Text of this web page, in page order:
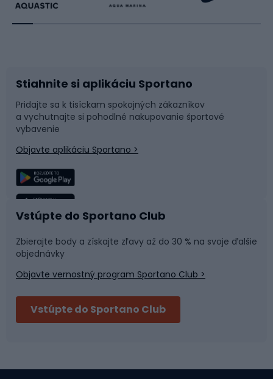
Beh
Príslušenstvo k bicyklom
Časti bicyklov
Rybolov
Športová medicína
Bushcraft
Bikepacking
Raketové športy
Sane a kĺzačky
Snowboard
Plávanie
Tímové športy
Fitness a posilňovňa
Cyklistické prilby
Stiahnite si aplikáciu Sportano
Pridajte sa k tisíckam spokojných zákazníkov
a vychutnajte si pohodlné nakupovanie športové
vybavenie
Objavte aplikáciu Sportano >
Vstúpte do Sportano Club
Zbierajte body a získajte zľavy až do 30 % na svoje ďalšie
objednávky
Objavte vernostný program Sportano Club >
Vstúpte do Sportano Club